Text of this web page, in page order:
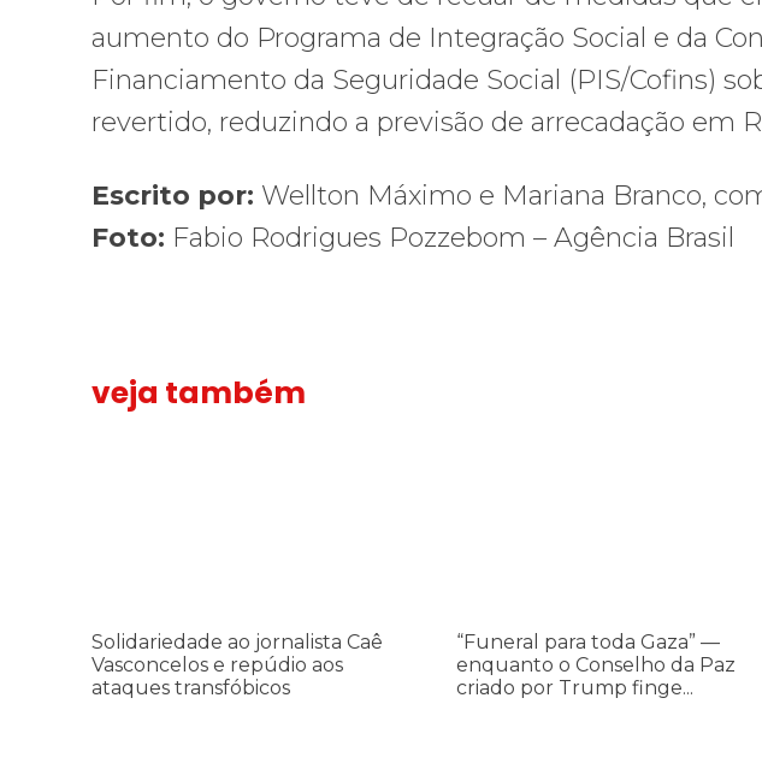
aumento do Programa de Integração Social e da
Financiamento da Seguridade Social (PIS/Cofins)
revertido, reduzindo a previsão de arrecadação em
Escrito por: Wellton Máximo e Mariana Branco,
Foto: Fabio Rodrigues Pozzebom – Agência Brasil
veja também
ataques
transfóbicos
Solidariedade ao jornalista Caê
Vasconcelos e repúdio aos
ataques transfóbicos
da
Paz
criado
“Funeral para toda Gaza” —
enquanto o Conselho da Paz
criado por Trump finge...